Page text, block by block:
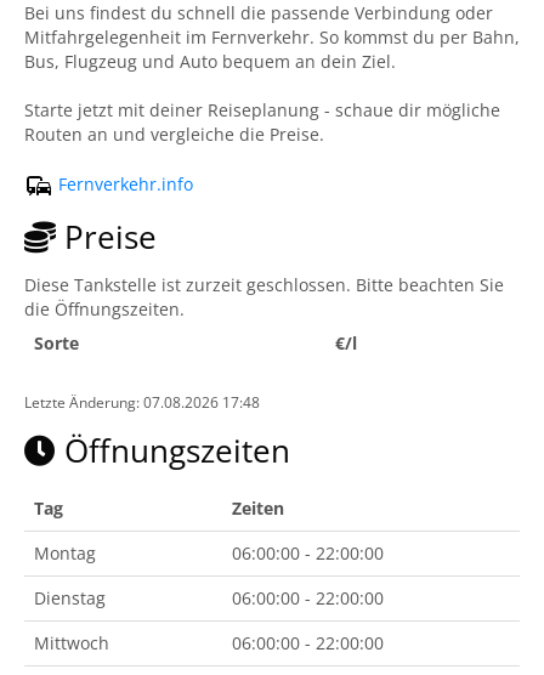
Bei uns findest du schnell die passende Verbindung oder
Mitfahrgelegenheit im Fernverkehr. So kommst du per Bahn,
Bus, Flugzeug und Auto bequem an dein Ziel.
Starte jetzt mit deiner Reiseplanung - schaue dir mögliche
Routen an und vergleiche die Preise.
Fernverkehr.info
Preise
Diese Tankstelle ist zurzeit geschlossen. Bitte beachten Sie
die Öffnungszeiten.
Sorte
€/l
Letzte Änderung: 07.08.2026 17:48
Öffnungszeiten
Tag
Zeiten
Montag
06:00:00 - 22:00:00
Dienstag
06:00:00 - 22:00:00
Mittwoch
06:00:00 - 22:00:00